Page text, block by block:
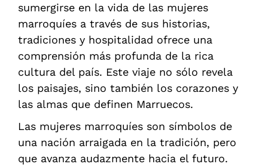
sumergirse en la vida de las mujeres
marroquíes a través de sus historias,
tradiciones y hospitalidad ofrece una
comprensión más profunda de la rica
cultura del país. Este viaje no sólo revela
los paisajes, sino también los corazones y
las almas que definen Marruecos.
Las mujeres marroquíes son símbolos de
una nación arraigada en la tradición, pero
que avanza audazmente hacia el futuro.